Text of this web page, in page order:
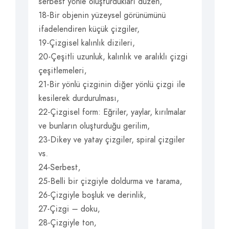
18-Bir objenin yüzeysel görünümünü
ifadelendiren küçük çizgiler,
19-Çizgisel kalınlık dizileri,
20-Çeşitli uzunluk, kalınlık ve aralıklı çizgi
çeşitlemeleri,
21-Bir yönlü çizginin diğer yönlü çizgi ile
kesilerek durdurulması,
22-Çizgisel form: Eğriler, yaylar, kırılmalar
ve bunların oluşturduğu gerilim,
23-Dikey ve yatay çizgiler, spiral çizgiler
vs.
24-Serbest,
25-Belli bir çizgiyle doldurma ve tarama,
26-Çizgiyle boşluk ve derinlik,
27-Çizgi – doku,
28-Çizgiyle ton,